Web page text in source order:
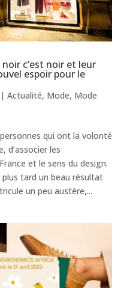
c’est noir et leur
espoir pour le
| Actualité, Mode, Mode
qui ont la volonté
d’associer les
et le sens du design.
tard un beau résultat
un peu austère,...